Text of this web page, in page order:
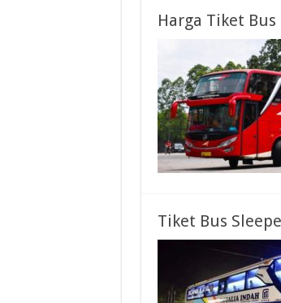
Harga Tiket Bus
Tiket Bus